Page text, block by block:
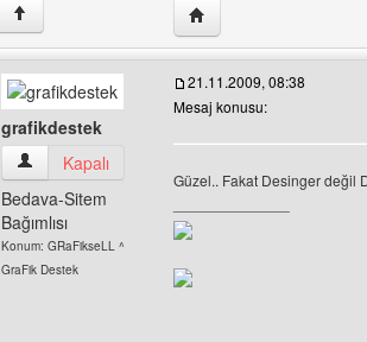
↑ Yazarın web sitesini
grafikdestek
grafikdestek Kullanıcının profilini görüntüle
Kapalı
Bedava-Sitem
Bağımlısı
Konum: GRaFikseLL ^
GraFik Destek
21.11.2009, 08:38
Mesaj konusu:
Güzel.. Fakat Desinger değil